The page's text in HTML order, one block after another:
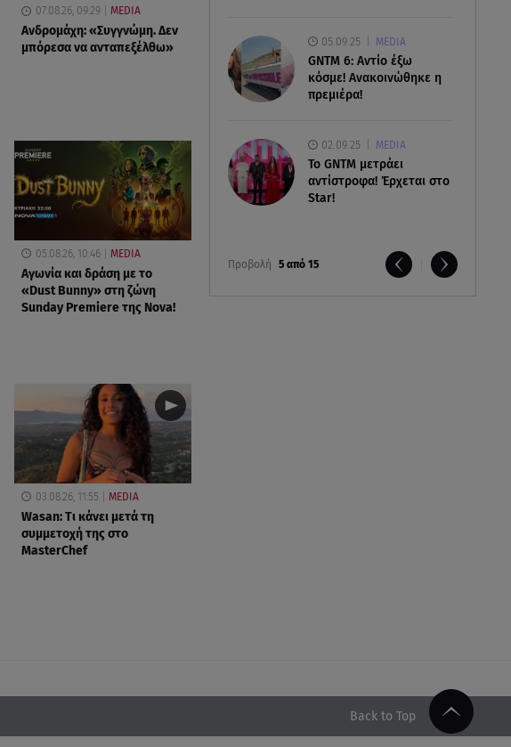
05.09.25 MEDIA
GNTM 6: Αντίο έξω
κόσμε! Ανακοινώθηκε η
πρεμιέρα!
02.09.25 MEDIA
Το GNTM μετράει
αντίστροφα! Έρχεται στο
Star!
Προβολή 5 από 15
07.08.26, 09:29 MEDIA
Ανδρομάχη: «Συγγνώμη. Δεν
μπόρεσα να ανταπεξέλθω»
05.08.26, 10:46 MEDIA
Αγωνία και δράση με το
«Dust Bunny» στη ζώνη
Sunday Premiere της Nova!
03.08.26, 11:55 MEDIA
Wasan: Tι κάνει μετά τη
συμμετοχή της στο
MasterChef
Back to Top